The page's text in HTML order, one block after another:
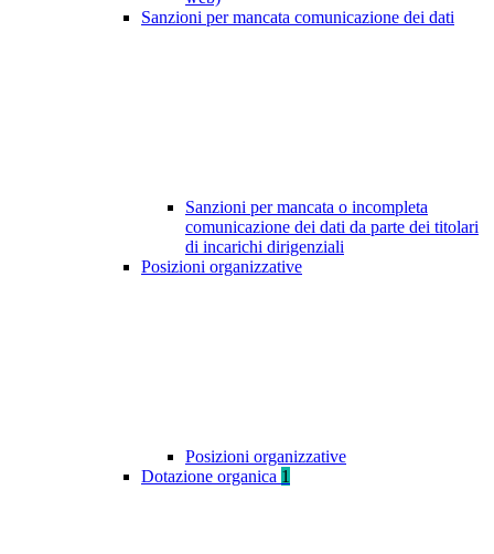
Sanzioni per mancata comunicazione dei dati
Sanzioni per mancata o incompleta
comunicazione dei dati da parte dei titolari
di incarichi dirigenziali
Posizioni organizzative
Posizioni organizzative
Dotazione organica 1